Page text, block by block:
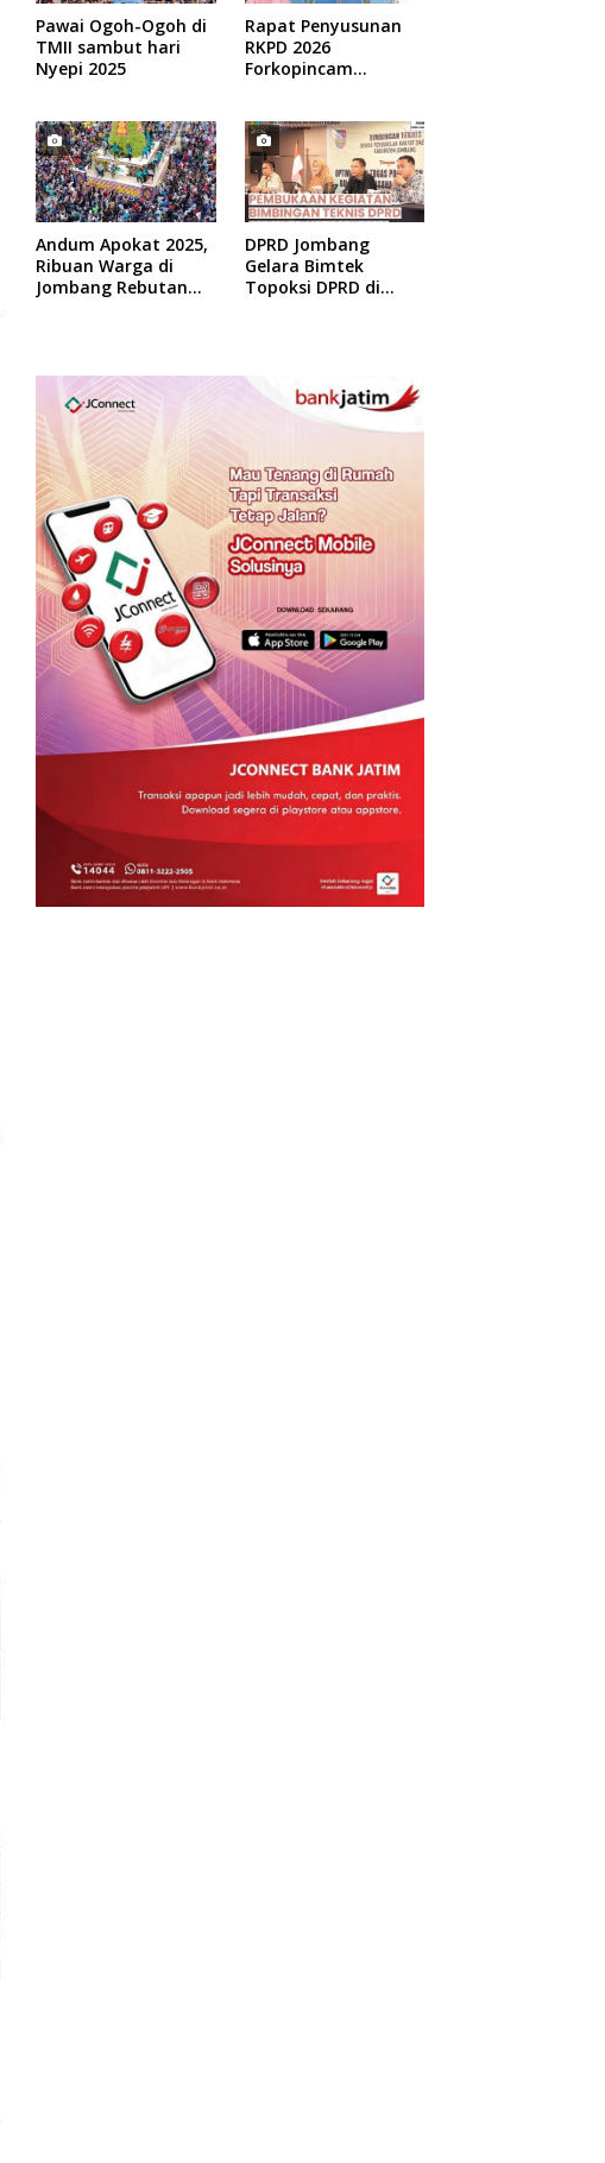
Pawai Ogoh-Ogoh di
TMII sambut hari
Nyepi 2025
Rapat Penyusunan
RKPD 2026
Forkopincam
Andum Apokat 2025,
Ribuan Warga di
Jombang Rebutan
DPRD Jombang
Gelara Bimtek
Topoksi DPRD di